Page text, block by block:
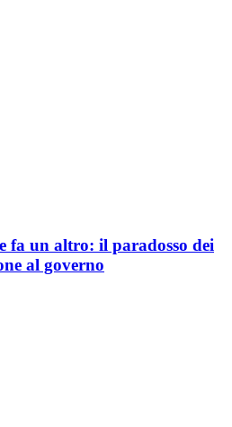
fa un altro: il paradosso dei
al governo